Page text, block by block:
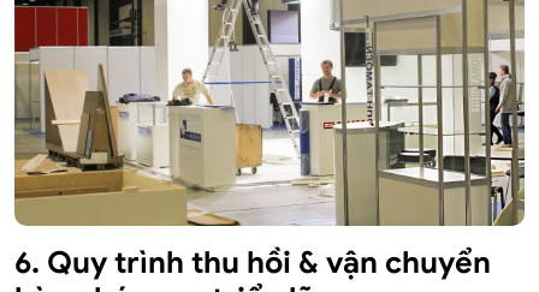
6. Quy trình thu hồi & vận chuyển